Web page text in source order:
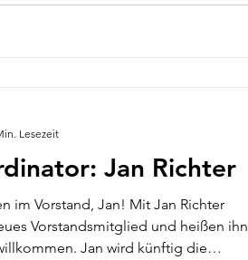
Media-Beiträge und öffentliche
die HSG präsentiert. Wie sollte es
Jan Richter
im Vorstand, Jan! Mit Jan Richter
Vorstandsmitglied und heißen ihn
Jan wird künftig die
Lesezeit